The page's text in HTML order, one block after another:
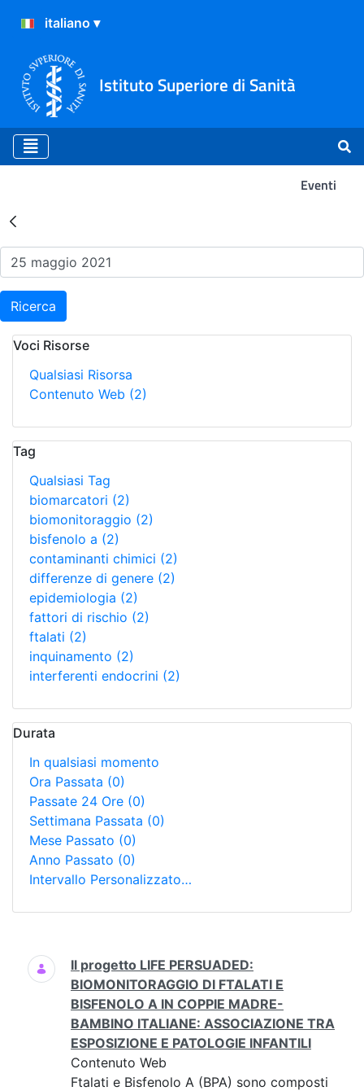
Istituto Superiore di Sanità
Eventi
Risultati della Ricerca -
Ricerca
Voci Risorse
Qualsiasi Risorsa
Contenuto Web (2)
Tag
Qualsiasi Tag
biomarcatori (2)
biomonitoraggio (2)
bisfenolo a (2)
contaminanti chimici (2)
differenze di genere (2)
epidemiologia (2)
fattori di rischio (2)
ftalati (2)
inquinamento (2)
interferenti endocrini (2)
Durata
In qualsiasi momento
Ora Passata (0)
Passate 24 Ore (0)
Settimana Passata (0)
Mese Passato (0)
Anno Passato (0)
Intervallo Personalizzato…
Ricerca
Il progetto LIFE PERSUADED:
BIOMONITORAGGIO DI FTALATI E
BISFENOLO A IN COPPIE MADRE-
BAMBINO ITALIANE: ASSOCIAZIONE TRA
ESPOSIZIONE E PATOLOGIE INFANTILI
Contenuto Web
Ftalati e Bisfenolo A (BPA) sono composti